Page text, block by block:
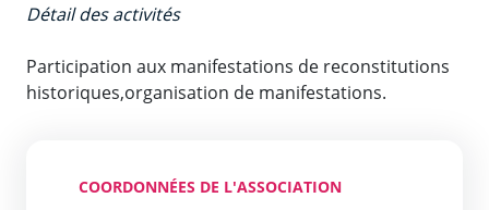
Détail des activités
Participation aux manifestations de reconstitutions
historiques,organisation de manifestations.
COORDONNÉES DE L'ASSOCIATION